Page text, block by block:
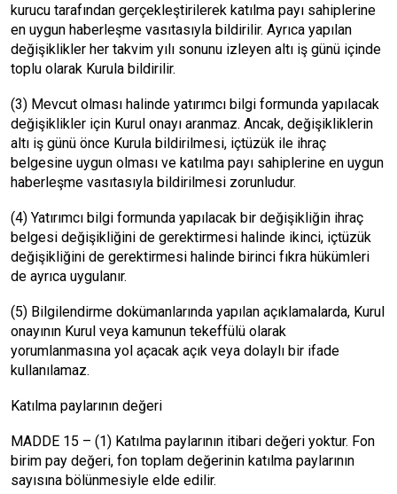
kurucu tarafından gerçekleştirilerek katılma payı sahiplerine
en uygun haberleşme vasıtasıyla bildirilir. Ayrıca yapılan
değişiklikler her takvim yılı sonunu izleyen altı iş günü içinde
toplu olarak Kurula bildirilir.
(3) Mevcut olması halinde yatırımcı bilgi formunda yapılacak
değişiklikler için Kurul onayı aranmaz. Ancak, değişikliklerin
altı iş günü önce Kurula bildirilmesi, içtüzük ile ihraç
belgesine uygun olması ve katılma payı sahiplerine en uygun
haberleşme vasıtasıyla bildirilmesi zorunludur.
(4) Yatırımcı bilgi formunda yapılacak bir değişikliğin ihraç
belgesi değişikliğini de gerektirmesi halinde ikinci, içtüzük
değişikliğini de gerektirmesi halinde birinci fıkra hükümleri
de ayrıca uygulanır.
(5) Bilgilendirme dokümanlarında yapılan açıklamalarda, Kurul
onayının Kurul veya kamunun tekeffülü olarak
yorumlanmasına yol açacak açık veya dolaylı bir ifade
kullanılamaz.
Katılma paylarının değeri
MADDE 15 – (1) Katılma paylarının itibari değeri yoktur. Fon
birim pay değeri, fon toplam değerinin katılma paylarının
sayısına bölünmesiyle elde edilir.